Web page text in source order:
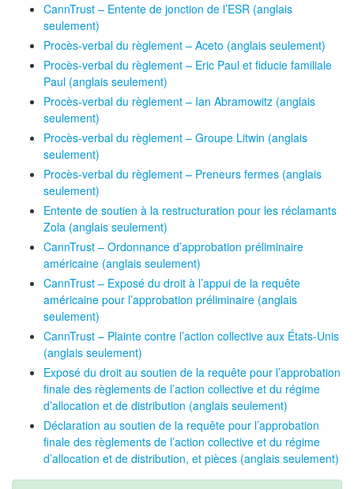
CannTrust – Entente de jonction de l’ESR (anglais
seulement)
Procès-verbal du règlement – Aceto (anglais seulement)
Procès-verbal du règlement – Eric Paul et fiducie familiale
Paul (anglais seulement)
Procès-verbal du règlement – Ian Abramowitz (anglais
seulement)
Procès-verbal du règlement – Groupe Litwin (anglais
seulement)
Procès-verbal du règlement – Preneurs fermes (anglais
seulement)
Entente de soutien à la restructuration pour les réclamants
Zola (anglais seulement)
CannTrust – Ordonnance d’approbation préliminaire
américaine (anglais seulement)
CannTrust – Exposé du droit à l’appui de la requête
américaine pour l’approbation préliminaire (anglais
seulement)
CannTrust – Plainte contre l’action collective aux États-Unis
(anglais seulement)
Exposé du droit au soutien de la requête pour l’approbation
finale des règlements de l’action collective et du régime
d’allocation et de distribution (anglais seulement)
Déclaration au soutien de la requête pour l’approbation
finale des règlements de l’action collective et du régime
d’allocation et de distribution, et pièces (anglais seulement)